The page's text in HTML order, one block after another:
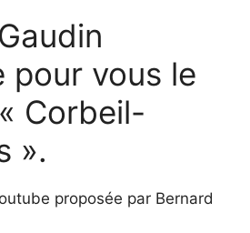
pour vous le
Corbeil-
».
proposée par Bernard